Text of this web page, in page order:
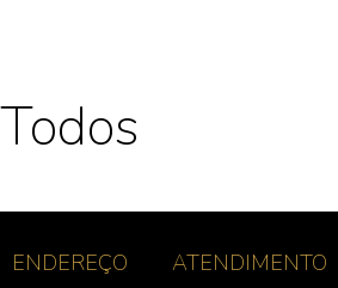
Todos
ENDEREÇO ATENDIMENTO